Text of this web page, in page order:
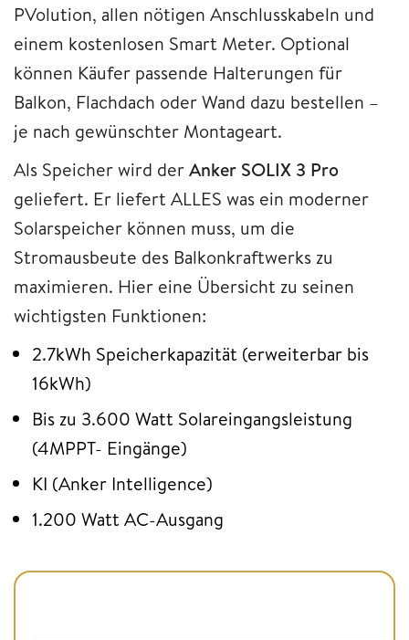
PVolution, allen nötigen Anschlusskabeln und
einem kostenlosen Smart Meter. Optional
können Käufer passende Halterungen für
Balkon, Flachdach oder Wand dazu bestellen –
je nach gewünschter Montageart.
Als Speicher wird derAnker SOLIX 3 Pro
geliefert. Er liefert ALLES was ein moderner
Solarspeicher können muss, um die
Stromausbeute des Balkonkraftwerks zu
maximieren. Hier eine Übersicht zu seinen
wichtigsten Funktionen:
2.7kWh Speicherkapazität (erweiterbar bis
16kWh)
Bis zu 3.600 Watt Solareingangsleistung
(4MPPT- Eingänge)
KI (Anker Intelligence)
1.200 Watt AC-Ausgang